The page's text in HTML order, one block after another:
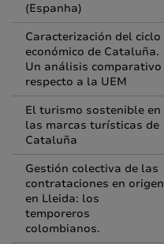
(Espanha)
Caracterización del ciclo
económico de Cataluña.
Un análisis comparativo
respecto a la UEM
El turismo sostenible en
las marcas turísticas de
Cataluña
Gestión colectiva de las
contrataciones en origen
en Lleida: los
temporeros
colombianos.